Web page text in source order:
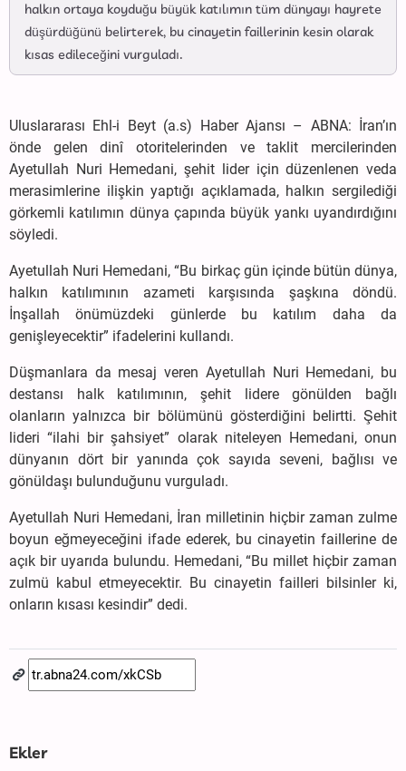
halkın ortaya koyduğu büyük katılımın tüm dünyayı hayrete
düşürdüğünü belirterek, bu cinayetin faillerinin kesin olarak
kısas edileceğini vurguladı.
Uluslararası Ehl-i Beyt (a.s) Haber Ajansı – ABNA: İran’ın
önde gelen dinî otoritelerinden ve taklit mercilerinden
Ayetullah Nuri Hemedani, şehit lider için düzenlenen veda
merasimlerine ilişkin yaptığı açıklamada, halkın sergilediği
görkemli katılımın dünya çapında büyük yankı uyandırdığını
söyledi.
Ayetullah Nuri Hemedani, “Bu birkaç gün içinde bütün dünya,
halkın katılımının azameti karşısında şaşkına döndü.
İnşallah önümüzdeki günlerde bu katılım daha da
genişleyecektir” ifadelerini kullandı.
Düşmanlara da mesaj veren Ayetullah Nuri Hemedani, bu
destansı halk katılımının, şehit lidere gönülden bağlı
olanların yalnızca bir bölümünü gösterdiğini belirtti. Şehit
lideri “ilahi bir şahsiyet” olarak niteleyen Hemedani, onun
dünyanın dört bir yanında çok sayıda seveni, bağlısı ve
gönüldaşı bulunduğunu vurguladı.
Ayetullah Nuri Hemedani, İran milletinin hiçbir zaman zulme
boyun eğmeyeceğini ifade ederek, bu cinayetin faillerine de
açık bir uyarıda bulundu. Hemedani, “Bu millet hiçbir zaman
zulmü kabul etmeyecektir. Bu cinayetin failleri bilsinler ki,
onların kısası kesindir” dedi.
Ekler